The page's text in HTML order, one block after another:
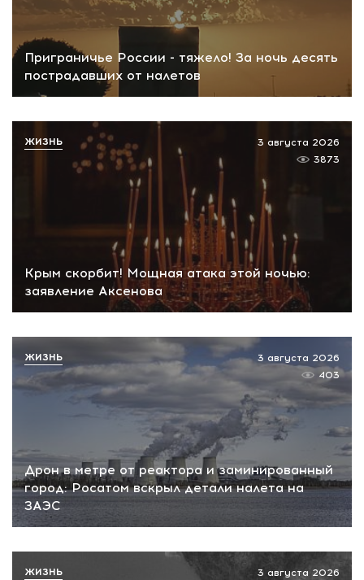
Приграничье России - тяжело! За ночь десять
пострадавших от налетов
Крым скорбит! Мощная атака этой ночью:
заявление Аксенова
3 августа 2026
3873
ЖИЗНЬ
Дрон в метре от реактора и заминированный
город: Росатом вскрыл детали налета на
ЗАЭС
3 августа 2026
403
ЖИЗНЬ
3 августа 2026
ЖИЗНЬ